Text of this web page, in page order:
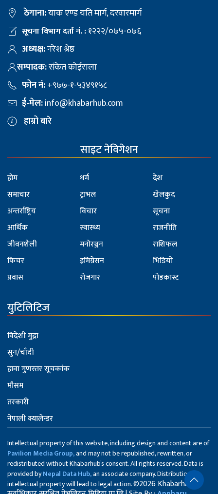
ठेगाना:याक एण्ड यति मार्ग, दरवारमार्ग
सूचना विभाग दर्ता नं. :१२२२/०७५-०७६
अध्यक्ष:नरेश श्रेष्ठ
सम्पादक:संकेत कोईराला
फोन नं:+९७७-१-५३४९१५८
ई-मेल:info@khabarhub.com
हाम्रो बारे
साइट नेविगेशन
होम
समाचार
अन्तर्राष्ट्रिय
आर्थिक
जीवनशैली
फिचर
प्रवास
धर्म
ट्राभल
विचार
स्वास्थ्य
मनोरञ्जन
इमिग्रेसन
रोजगार
देश
खेलकुद
सूचना
राजनीति
राशिफल
भिडियो
पोडकास्ट
युटिलिटिज
विदेशी मुद्रा
सुन/चाँदी
हावा गुणस्तर सूचकांक
मौसम
तरकारी
नेपाली क्यालेन्डर
Intellectual property of this website, including design and content are of
Pavilion Media Group,and may not be republished, rewritten, or
redistributed without Khabarhub’s consent. All rights reserved. Data is
provided byNepal Data Hub,an associate company. Distribution of
intellectual property will lead to legal action.©2026 Khabarhub